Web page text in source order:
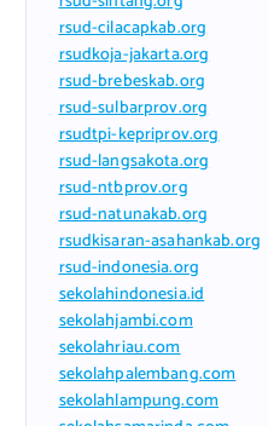
rsud-cilacapkab.org
rsudkoja-jakarta.org
rsud-brebeskab.org
rsud-sulbarprov.org
rsudtpi-kepriprov.org
rsud-langsakota.org
rsud-ntbprov.org
rsud-natunakab.org
rsudkisaran-asahankab.org
rsud-indonesia.org
sekolahindonesia.id
sekolahjambi.com
sekolahriau.com
sekolahpalembang.com
sekolahlampung.com